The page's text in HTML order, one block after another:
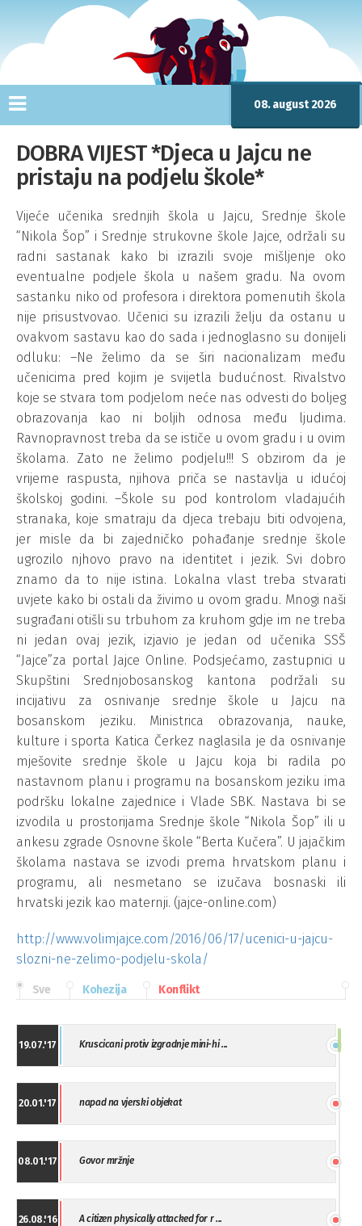
08. august 2026
DOBRA VIJEST *Djeca u Jajcu ne
pristaju na podjelu škole*
Vijeće učenika srednjih škola u Jajcu, Srednje škole
“Nikola Šop” i Srednje strukovne škole Jajce, održali su
radni sastanak kako bi izrazili svoje mišljenje oko
eventualne podjele škola u našem gradu. Na ovom
sastanku niko od profesora i direktora pomenutih škola
nije prisustvovao. Učenici su izrazili želju da ostanu u
ovakvom sastavu kao do sada i jednoglasno su donijeli
odluku: –Ne želimo da se širi nacionalizam među
učenicima pred kojim je svijetla budućnost. Rivalstvo
koje se stvara tom podjelom neće nas odvesti do boljeg
obrazovanja kao ni boljih odnosa među ljudima.
Ravnopravnost treba da se ističe u ovom gradu i u ovim
školama. Zato ne želimo podjelu!!! S obzirom da je
vrijeme raspusta, njihova priča se nastavlja u idućoj
školskoj godini. –Škole su pod kontrolom vladajućih
stranaka, koje smatraju da djeca trebaju biti odvojena,
jer misle da bi zajedničko pohađanje srednje škole
ugrozilo njhovo pravo na identitet i jezik. Svi dobro
znamo da to nije istina. Lokalna vlast treba stvarati
uvjete kako bi ostali da živimo u ovom gradu. Mnogi naši
sugrađani otišli su trbuhom za kruhom gdje im ne treba
ni jedan ovaj jezik, izjavio je jedan od učenika SSŠ
“Jajce”za portal Jajce Online. Podsjećamo, zastupnici u
Skupštini Srednjobosanskog kantona podržali su
incijativu za osnivanje srednje škole u Jajcu na
bosanskom jeziku. Ministrica obrazovanja, nauke,
kulture i sporta Katica Čerkez naglasila je da osnivanje
mješovite srednje škole u Jajcu koja bi radila po
nastavnom planu i programu na bosanskom jeziku ima
podršku lokalne zajednice i Vlade SBK. Nastava bi se
izvodila u prostorijama Srednje škole “Nikola Šop” ili u
ankesu zgrade Osnovne škole “Berta Kučera”. U jajačkim
školama nastava se izvodi prema hrvatskom planu i
programu, ali nesmetano se izučava bosnaski ili
hrvatski jezik kao maternji. (jajce-online.com)
http://www.volimjajce.com/2016/06/17/ucenici-u-jajcu-
slozni-ne-zelimo-podjelu-skola/
Sve Kohezija Konflikt
19.07.'17 Kruscicani protiv izgradnje mini-hi ...
20.01.'17 napad na vjerski objekat
08.01.'17 Govor mržnje
26.08.'16 A citizen physically attacked for r ...